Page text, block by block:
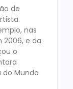
de
nas
2006, e da
o
Mundo